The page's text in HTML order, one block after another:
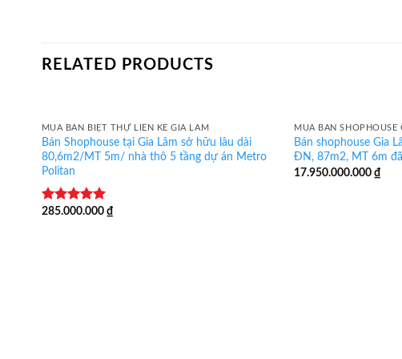
RELATED PRODUCTS
MUA BÁN BIỆT THỰ LIỀN KỀ GIA LÂM
Bán Shophouse tại Gia Lâm sở hữu lâu dài
80,6m2/MT 5m/ nhà thô 5 tầng dự án Metro
Politan
Rated5.00
285.000.000 ₫
MUA BÁN SHOPHOUSE
Bán shophouse Gia
ĐN, 87m2, MT 6m
17.950.000.000₫